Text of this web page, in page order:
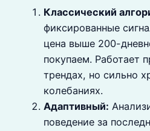
Классический
фиксированные
цена выше 200-
покупаем. Работает
трендах, но сильно
колебаниях.
Адаптивный:
поведение за